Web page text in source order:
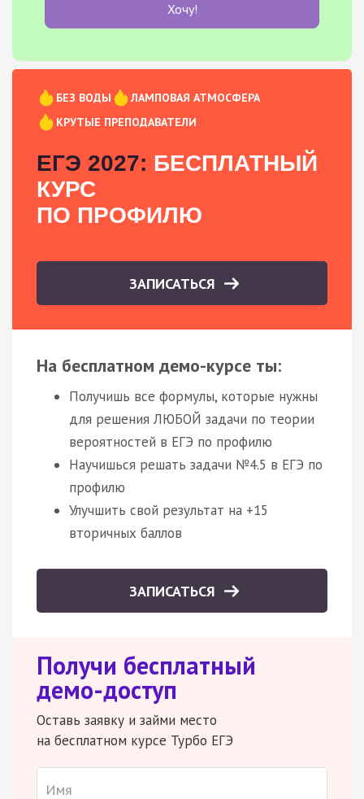
Хочу!
БЕЗ ВОДЫ
ЛАМПОВАЯ АТМОСФЕРА
КРУТЫЕ ПРЕПОДАВАТЕЛИ
ЕГЭ 2027: БЕСПЛАТНЫЙ
КУРС
ПО ПРОФИЛЮ
ЗАПИСАТЬСЯ
На бесплатном демо-курсе ты:
Получишь все формулы, которые нужны
для решения ЛЮБОЙ задачи по теории
вероятностей в ЕГЭ по профилю
Научишься решать задачи №4.5 в ЕГЭ по
профилю
Улучшить свой результат на +15
вторичных баллов
ЗАПИСАТЬСЯ
Получи бесплатный
демо-доступ
Оставь заявку и займи место
на бесплатном курсе Турбо ЕГЭ